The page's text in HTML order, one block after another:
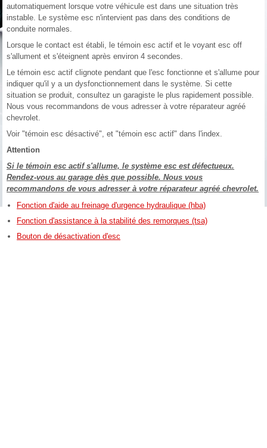
automatiquement lorsque votre véhicule est dans une situation très
instable. Le système esc n'intervient pas dans des conditions de
conduite normales.
Lorsque le contact est établi, le témoin esc actif et le voyant esc off
s'allument et s'éteignent après environ 4 secondes.
Le témoin esc actif clignote pendant que l'esc fonctionne et s'allume pour
indiquer qu'il y a un dysfonctionnement dans le système. Si cette
situation se produit, consultez un garagiste le plus rapidement possible.
Nous vous recommandons de vous adresser à votre réparateur agréé
chevrolet.
Voir "témoin esc désactivé", et "témoin esc actif" dans l'index.
Attention
Si le témoin esc actif s'allume, le système esc est défectueux.
Rendez-vous au garage dès que possible. Nous vous
recommandons de vous adresser à votre réparateur agréé chevrolet.
Fonction d'aide au freinage d'urgence hydraulique (hba)
Fonction d'assistance à la stabilité des remorques (tsa)
Bouton de désactivation d'esc